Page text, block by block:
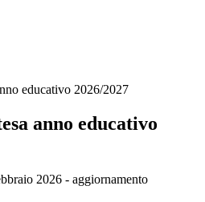
educativo 2026/2027
anno educativo
2026 - aggiornamento